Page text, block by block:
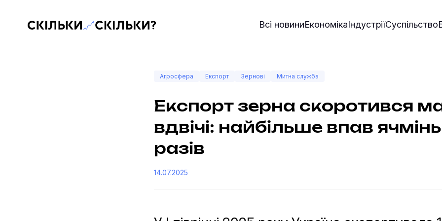
Скільки-скільки? — Медіа про суспільні дані Всі новиниЕкономікаІндустріїСуспільство
Агросфера Експорт Зернові Митна служба
Експорт зерна скоротився
вдвічі: найбільше впав
разів
14.07.2025